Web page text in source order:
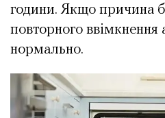
години. Якщо причина
повторного
нормально.